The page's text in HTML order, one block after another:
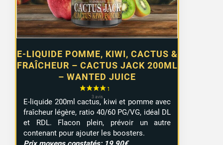
E-LIQUIDE POMME, KIWI, CACTUS &
FRAÎCHEUR – CACTUS JACK 200ML
– WANTED JUICE
E-liquide 200ml cactus, kiwi et pomme avec
fraîcheur légère, ratio 40/60 PG/VG, idéal DL
et RDL. Flacon plein, prévoir un autre
contenant pour ajouter les boosters.